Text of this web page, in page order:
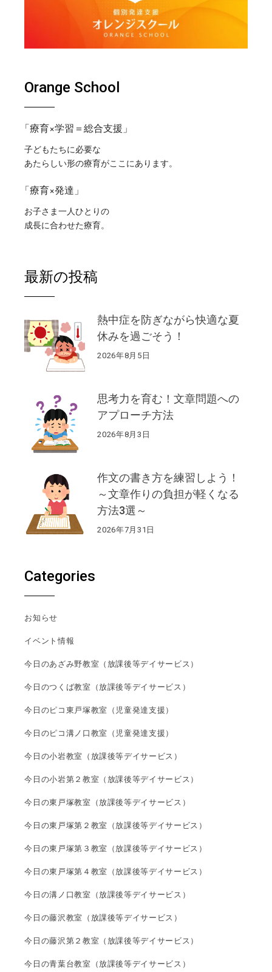
Orange School
「療育×学習＝総合支援」
子どもたちに必要な
あたらしい形の療育がここにあります。
「療育×発達」
お子さま一人ひとりの
成長に合わせた療育。
最新の投稿
熱中症を防ぎながら快適な夏
休みを過ごそう！
2026年8月5日
思考力を育む！文章問題への
アプローチ方法
2026年8月3日
作文の書き方を練習しよう！
～文章作りの負担が軽くなる
方法3選～
2026年7月31日
Categories
お知らせ
イベント情報
今日のあざみ野教室（放課後等デイサービス）
今日のつくば教室（放課後等デイサービス）
今日のピコ東戸塚教室（児童発達支援）
今日のピコ溝ノ口教室（児童発達支援）
今日の小岩教室（放課後等デイサービス）
今日の小岩第２教室（放課後等デイサービス）
今日の東戸塚教室（放課後等デイサービス）
今日の東戸塚第２教室（放課後等デイサービス）
今日の東戸塚第３教室（放課後等デイサービス）
今日の東戸塚第４教室（放課後等デイサービス）
今日の溝ノ口教室（放課後等デイサービス）
今日の藤沢教室（放課後等デイサービス）
今日の藤沢第２教室（放課後等デイサービス）
今日の青葉台教室（放課後等デイサービス）